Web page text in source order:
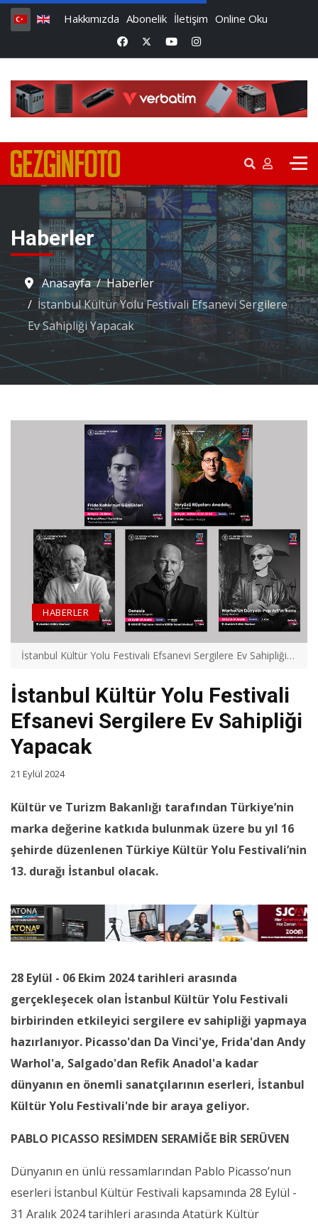
Hakkımızda Abonelik İletişim Online Oku
Haberler
Anasayfa
Haberler
İstanbul Kültür Yolu Festivali Efsanevi Sergilere
Ev Sahipliği Yapacak
İstanbul Kültür Yolu Festivali Efsanevi Sergilere Ev Sahipliği Yapacak
İstanbul Kültür Yolu Festivali
Efsanevi Sergilere Ev Sahipliği
Yapacak
HABERLER
21 Eylül 2024
Kültür ve Turizm Bakanlığı tarafından Türkiye’nin
marka değerine katkıda bulunmak üzere bu yıl 16
şehirde düzenlenen Türkiye Kültür Yolu Festivali’nin
13. durağı İstanbul olacak.
28 Eylül - 06 Ekim 2024 tarihleri arasında
gerçekleşecek olan İstanbul Kültür Yolu Festivali
birbirinden etkileyici sergilere ev sahipliği yapmaya
hazırlanıyor. Picasso'dan Da Vinci'ye, Frida'dan Andy
Warhol'a, Salgado'dan Refik Anadol'a kadar
dünyanın en önemli sanatçılarının eserleri, İstanbul
Kültür Yolu Festivali'nde bir araya geliyor.
PABLO PICASSO RESİMDEN SERAMİĞE BİR SERÜVEN
Dünyanın en ünlü ressamlarından Pablo Picasso’nun
eserleri İstanbul Kültür Festivali kapsamında 28 Eylül -
31 Aralık 2024 tarihleri arasında Atatürk Kültür